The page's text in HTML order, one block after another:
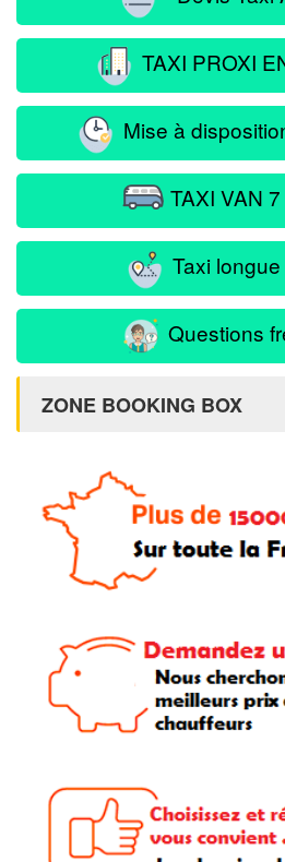
TAXI PROXI
Mise à
TAXI VAN
Taxi
Questions
ZONE BOOKING BOX